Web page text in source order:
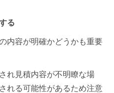
る
内容が明確かどうかも重要
れ見積内容が不明瞭な場
れる可能性があるため注意